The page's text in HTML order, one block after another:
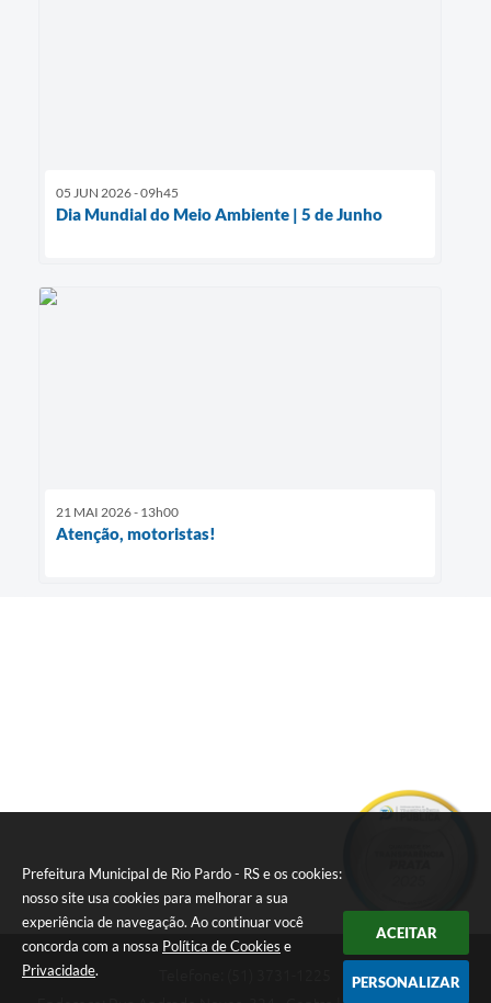
Prefeitura Municipal de Rio Pardo - RS e os cookies:
nosso site usa cookies para melhorar a sua
experiência de navegação. Ao continuar você
concorda com a nossa Política de Cookies e
Privacidade.
ACEITAR
PERSONALIZAR
05 JUN 2026 - 09h45
Dia Mundial do Meio Ambiente | 5 de Junho
21 MAI 2026 - 13h00
Atenção, motoristas!